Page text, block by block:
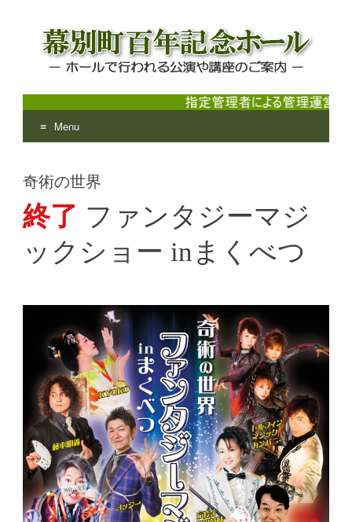
幕別町百年記念ホール
ホールで行われる公演や講座のご案内
Menu
to
content
奇術の世界
終了 ファンタジーマジ
ックショー inまくべつ